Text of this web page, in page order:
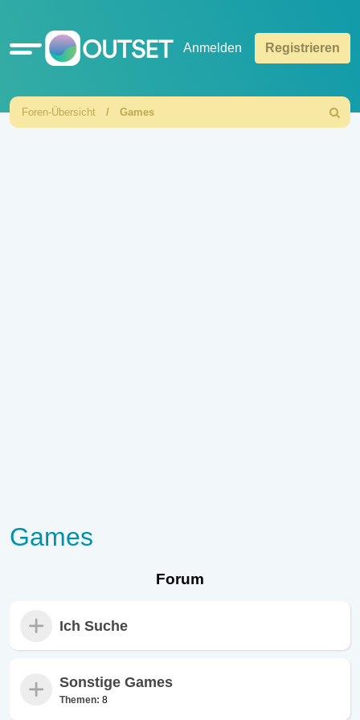
Schnellzugriff Anmelden Registrieren
Foren-Übersicht Games
Suche
Games
Forum
Ich Suche
Sonstige Games
Themen: 8